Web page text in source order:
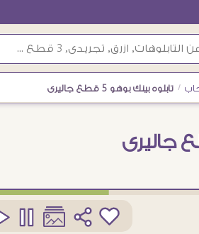
/ تابلوه بينك بوهو 5 قطع جاليرى